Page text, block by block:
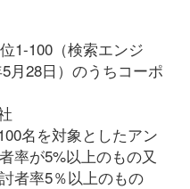
1-100（検索エンジ
月28日）のうちコーポ
名を対象としたアン
率が5%以上のもの又
者率5％以上のもの